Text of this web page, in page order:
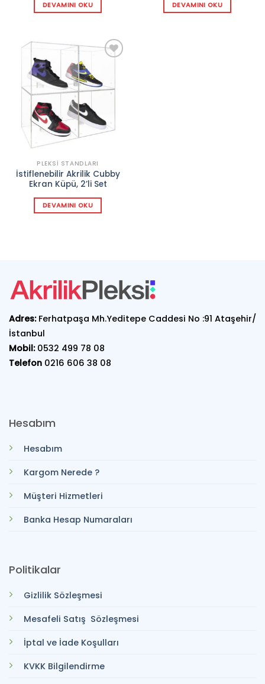
DEVAMINI OKU DEVAMINI OKU
Add to
wishlist
PLEKSI STANDLARI
İstiflenebilir Akrilik Cubby
Ekran Küpü, 2’li Set
DEVAMINI OKU
Adres:Ferhatpaşa Mh.Yeditepe Caddesi No :91 Ataşehir/
İstanbul
Mobil: 0532 499 78 08
Telefon 0216 606 38 08
Hesabım
Hesabım
Kargom Nerede ?
Müşteri Hizmetleri
Banka Hesap Numaraları
Politikalar
Gizlilik Sözleşmesi
Mesafeli Satış Sözleşmesi
İptal ve İade Koşulları
KVKK Bilgilendirme